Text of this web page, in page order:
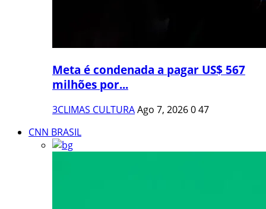
Meta é condenada a pagar US$ 567
milhões por...
3CLIMAS CULTURAAgo 7, 2026047
CNN BRASIL